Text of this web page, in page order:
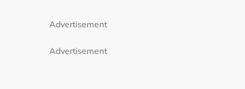
Advertisement
Advertisement